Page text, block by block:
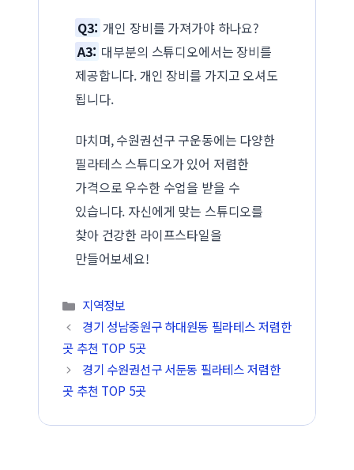
Q3: 개인 장비를 가져가야 하나요?
A3: 대부분의 스튜디오에서는 장비를
제공합니다. 개인 장비를 가지고 오셔도
됩니다.
마치며, 수원권선구 구운동에는 다양한
필라테스 스튜디오가 있어 저렴한
가격으로 우수한 수업을 받을 수
있습니다. 자신에게 맞는 스튜디오를
찾아 건강한 라이프스타일을
만들어보세요!
카테고리
지역정보
경기 성남중원구 하대원동 필라테스 저렴한
곳 추천 TOP 5곳
경기 수원권선구 서둔동 필라테스 저렴한
곳 추천 TOP 5곳